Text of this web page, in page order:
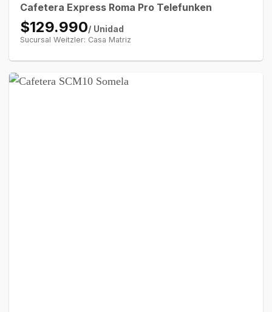
Cafetera Express Roma Pro Telefunken
$129.990/ Unidad
Sucursal Weitzler: Casa Matriz